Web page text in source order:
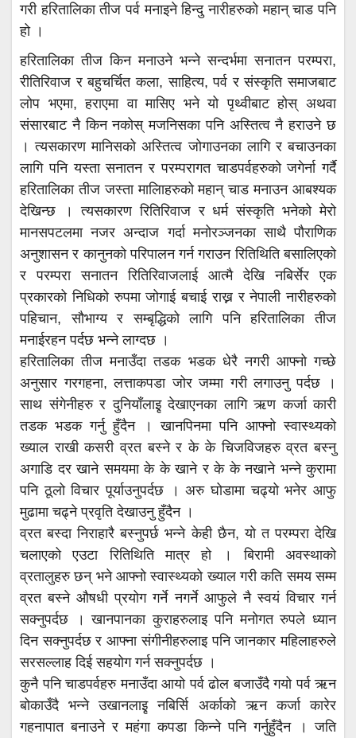
गरी हरितालिका तीज पर्व मनाइने हिन्दु नारीहरुको महान् चाड पनि
हो ।
हरितालिका तीज किन मनाउने भन्ने सन्दर्भमा सनातन परम्परा,
रीतिरिवाज र बहुचर्चित कला, साहित्य, पर्व र संस्कृति समाजबाट
लोप भएमा, हराएमा वा मासिए भने यो पृथ्वीबाट होस् अथवा
संसारबाट नै किन नकोस् मजनिसका पनि अस्तित्व नै हराउने छ
। त्यसकारण मानिसको अस्तित्व जोगाउनका लागि र बचाउनका
लागि पनि यस्ता सनातन र परम्परागत चाडपर्वहरुको जगेर्ना गर्दै
हरितालिका तीज जस्ता मालिाहरुको महान् चाड मनाउन आबश्यक
देखिन्छ । त्यसकारण रितिरिवाज र धर्म संस्कृति भनेको मेरो
मानसपटलमा नजर अन्दाज गर्दा मनोरञ्जनका साथै पौराणिक
अनुशासन र कानुनको परिपालन गर्न गराउन रितिथिति बसालिएको
र परम्परा सनातन रितिरिवाजलाई आत्मै देखि नबिर्सेर एक
प्रकारको निधिको रुपमा जोगाई बचाई राख्न र नेपाली नारीहरुको
पहिचान, सौभाग्य र सम्बृद्धिको लागि पनि हरितालिका तीज
मनाईरहन पर्दछ भन्ने लाग्दछ ।
हरितालिका तीज मनाउँदा तडक भडक धेरै नगरी आफ्नो गच्छे
अनुसार गरगहना, लत्ताकपडा जोर जम्मा गरी लगाउनु पर्दछ ।
साथ संगेनीहरु र दुनियाँलाइृ देखाएनका लागि ऋण कर्जा कारी
तडक भडक गर्नु हुँदैन । खानपिनमा पनि आफ्नो स्वास्थ्यको
ख्याल राखी कसरी व्रत बस्ने र के के चिजविजहरु व्रत बस्नु
अगाडि दर खाने समयमा के के खाने र के के नखाने भन्ने कुरामा
पनि ठूलो विचार पूर्याउनुपर्दछ । अरु घोडामा चढ्यो भनेर आफु
मुढामा चढ्ने प्रवृति देखाउनु हुँदैन ।
व्रत बस्दा निराहारै बस्नुपर्छ भन्ने केही छैन, यो त परम्परा देखि
चलाएको एउटा रितिथिति मात्र हो । बिरामी अवस्थाको
व्रतालुहरु छन् भने आफ्नो स्वास्थ्यको ख्याल गरी कति समय सम्म
व्रत बस्ने औषधी प्रयोग गर्ने नगर्ने आफुले नै स्वयं विचार गर्न
सक्नुपर्दछ । खानपानका कुराहरुलाइ पनि मनोगत रुपले ध्यान
दिन सक्नुपर्दछ र आफ्ना संगीनीहरुलाइ पनि जानकार महिलाहरुले
सरसल्लाह दिई सहयोग गर्न सक्नुपर्दछ ।
कुनै पनि चाडपर्वहरु मनाउँदा आयो पर्व ढोल बजाउँदै गयो पर्व ऋन
बोकाउँदै भन्ने उखानलाइृ नबिर्सि अर्काको ऋन कर्जा कारेर
गहनापात बनाउने र महंगा कपडा किन्ने पनि गर्नुहुँदैन । जति